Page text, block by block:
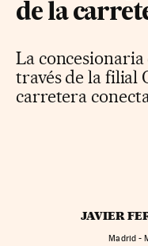
de la
La
través de la filial
carretera
JAVIER
Madrid -